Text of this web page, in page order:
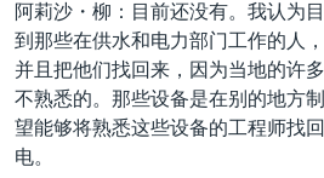
阿莉沙・柳：目前还没有。我认为
到那些在供水和电力部门工作的人
并且把他们找回来，因为当地的许
不熟悉的。那些设备是在别的地方
望能够将熟悉这些设备的工程师找
电。